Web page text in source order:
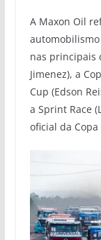
A Maxon Oil
nas principais
Jimenez), a
Cup (Edson
a Sprint Race
oficial da Copa